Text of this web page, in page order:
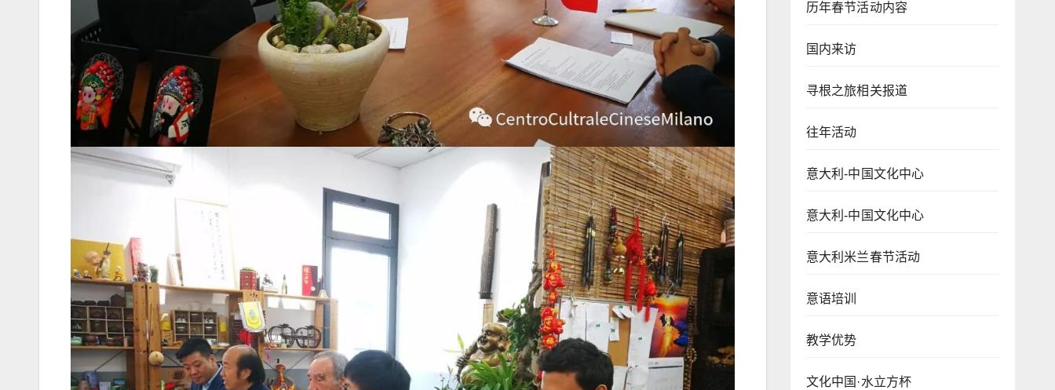
历年春节活动内容
国内来访
寻根之旅相关报道
往年活动
意大利-中国文化中心
意大利-中国文化中心
意大利米兰春节活动
意语培训
教学优势
文化中国·水立方杯